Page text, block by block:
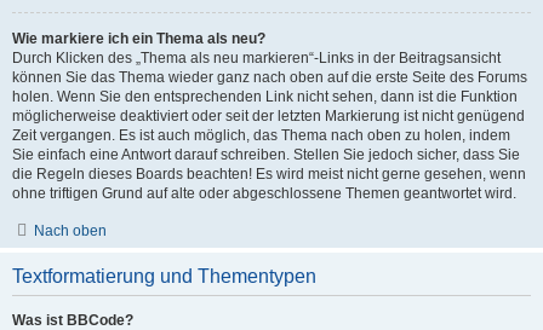
Wie markiere ich ein Thema als neu?
Durch Klicken des „Thema als neu markieren“-Links in der Beitragsansicht
können Sie das Thema wieder ganz nach oben auf die erste Seite des Forums
holen. Wenn Sie den entsprechenden Link nicht sehen, dann ist die Funktion
möglicherweise deaktiviert oder seit der letzten Markierung ist nicht genügend
Zeit vergangen. Es ist auch möglich, das Thema nach oben zu holen, indem
Sie einfach eine Antwort darauf schreiben. Stellen Sie jedoch sicher, dass Sie
die Regeln dieses Boards beachten! Es wird meist nicht gerne gesehen, wenn
ohne triftigen Grund auf alte oder abgeschlossene Themen geantwortet wird.
Nach oben
Textformatierung und Thementypen
Was ist BBCode?